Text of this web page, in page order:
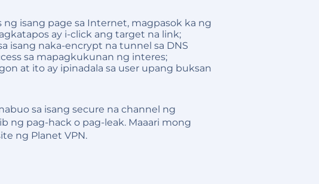
isang page sa Internet, magpasok ka ng
ay i-click ang target na link;
isang naka-encrypt na tunnel sa DNS
sa mapagkukunan ng interes;
at ito ay ipinadala sa user upang buksan
sa isang secure na channel ng
ng pag-hack o pag-leak. Maaari mong
ng Planet VPN.